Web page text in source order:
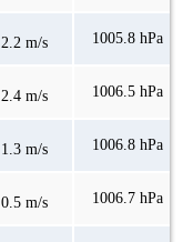
2.2 m/s 1005.8 hPa
2.4 m/s 1006.5 hPa
1.3 m/s 1006.8 hPa
0.5 m/s 1006.7 hPa